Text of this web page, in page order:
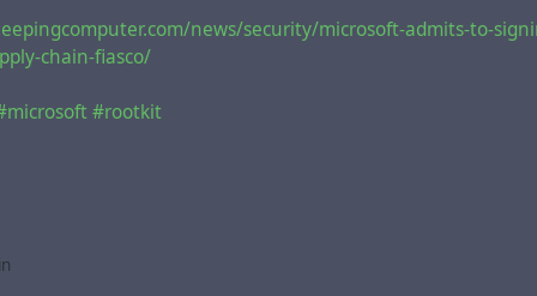
often aroused by posts seen on social media
= беспокойство, часто пробуждаемое постами в
или интересное событие может сейчас
см. последний ряд, последняя колонка, что с
news/security/microsoft-admits-to-
chain-fiasco/
#rootkit